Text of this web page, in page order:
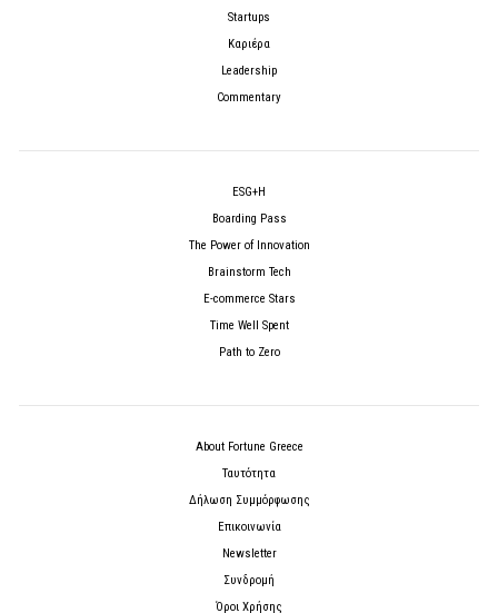
Startups
Καριέρα
Leadership
Commentary
ESG+H
Boarding Pass
The Power of Innovation
Brainstorm Tech
E-commerce Stars
Time Well Spent
Path to Zero
About Fortune Greece
Ταυτότητα
Δήλωση Συμμόρφωσης
Επικοινωνία
Newsletter
Συνδρομή
Όροι Χρήσης